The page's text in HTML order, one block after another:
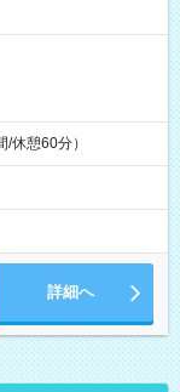
休憩60分）
詳細へ